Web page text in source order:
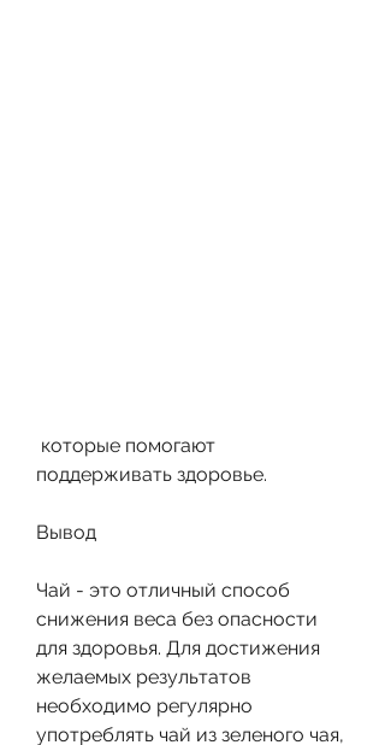
поддерживать здоровье.
Вывод
Чай - это отличный способ
снижения веса без опасности
для здоровья. Для достижения
желаемых результатов
необходимо регулярно
употреблять чай из зеленого чая,